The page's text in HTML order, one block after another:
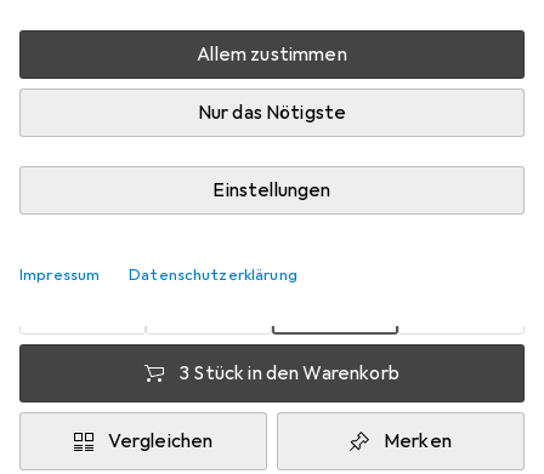
Allem zustimmen
Nur das Nötigste
Einstellungen
Impressum Datenschutzerklärung
Zwischen Mi, 26-8 und Sa, 29-8 geliefert
Mehr als 10 Stück an Lager beim Lieferanten
pro Stück
pro Stück
pro Stück
3 Stück in den Warenkorb
Vergleichen Merken